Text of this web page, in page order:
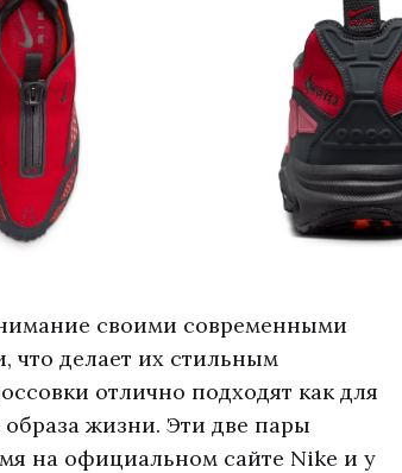
своими современными
делает их стильным
отлично подходят как для
жизни. Эти две пары
на официальном сайте Nike и у